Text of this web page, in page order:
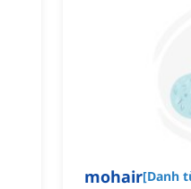
mohair[Danh